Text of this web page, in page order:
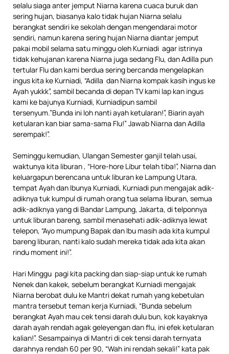
selalu siaga anter jemput Niarna karena cuaca buruk dan
sering hujan, biasanya kalo tidak hujan Niarna selalu
berangkat sendiri ke sekolah dengan mengendarai motor
sendiri, namun karena sering hujan Niarna diantar jemput
pakai mobil selama satu minggu oleh Kurniadi agar istrinya
tidak kehujanan karena Niarna juga sedang Flu, dan Adilla pun
tertular Flu dan kami berdua sering bercanda mengelapkan
ingus kita ke Kurniadi, “Adilla dan Niarna kompak kasih ingus ke
Ayah yukkk”, sambil becanda di depan TV kami lap kan ingus
kami ke bajunya Kurniadi, Kurniadipun sambil
tersenyum.”Bunda ini loh nanti ayah ketularan!”, Biarin ayah
ketularan kan biar sama-sama Flu!” Jawab Niarna dan Adilla
serempak!”.
Seminggu kemudian, Ulangan Semester ganjil telah usai,
waktunya kita liburan , “Hore-hore Libur telah tiba!”, Niarna dan
keluargapun berencana untuk liburan ke Lampung Utara,
tempat Ayah dan Ibunya Kurniadi, Kurniadi pun mengajak adik-
adiknya tuk kumpul di rumah orang tua selama liburan, semua
adik-adiknya yang di Bandar Lampung, Jakarta, di telponnya
untuk liburan bareng, sambil menasehati adik-adiknya lewat
telepon, “Ayo mumpung Bapak dan Ibu masih ada kita kumpul
bareng liburan, nanti kalo sudah mereka tidak ada kita akan
rindu moment ini!”.
Hari Minggu pagi kita packing dan siap-siap untuk ke rumah
Nenek dan kakek, sebelum berangkat Kurniadi mengajak
Niarna berobat dulu ke Mantri dekat rumah yang kebetulan
mantra tersebut teman kerja Kurniadi, “Bunda sebelum
berangkat Ayah mau cek tensi darah dulu bun, kok kayaknya
darah ayah rendah agak geleyengan dan flu, ini efek ketularan
kalian!”. Sesampainya di Mantri di cek tensi darah ternyata
darahnya rendah 60 per 90, “Wah ini rendah sekali!” kata pak